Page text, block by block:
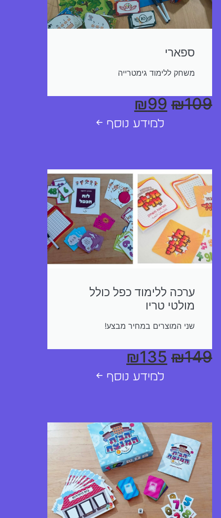
ספארי
משחק ללימוד גימטרייה
₪109
₪99
למידע נוסף ←
ערכה ללימוד כפל כולל
מולטי טריו
שני המוצרים במחיר מבצע!
₪149
₪135
למידע נוסף ←